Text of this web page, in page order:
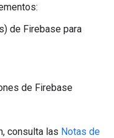
de Firebase para
de Firebase
consulta las Notas de